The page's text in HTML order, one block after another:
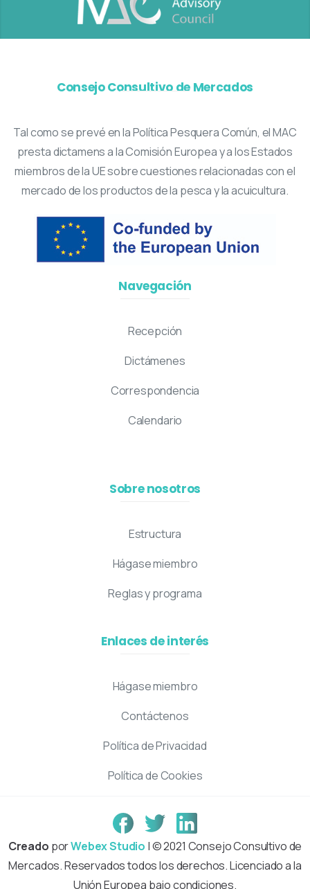
Consejo Consultivo de Mercados
Tal como se prevé en la Política Pesquera Común, el MAC
presta dictamens a la Comisión Europea y a los Estados
miembros de la UE sobre cuestiones relacionadas con el
mercado de los productos de la pesca y la acuicultura.
Navegación
Recepción
Dictámenes
Correspondencia
Calendario
Sobre nosotros
Estructura
Hágase miembro
Reglas y programa
Enlaces de interés
Hágase miembro
Contáctenos
Política de Privacidad
Política de Cookies
Creado porWebex Studio | © 2021 Consejo Consultivo de
Mercados. Reservados todos los derechos. Licenciado a la
Unión Europea bajo condiciones.